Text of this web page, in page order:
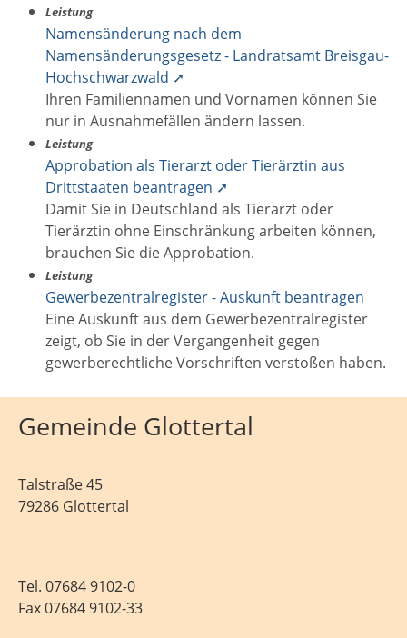
Leistung
Namensänderung nach dem
Namensänderungsgesetz - Landratsamt Breisgau-
Hochschwarzwald ➚
Ihren Familiennamen und Vornamen können Sie
nur in Ausnahmefällen ändern lassen.
Leistung
Approbation als Tierarzt oder Tierärztin aus
Drittstaaten beantragen ➚
Damit Sie in Deutschland als Tierarzt oder
Tierärztin ohne Einschränkung arbeiten können,
brauchen Sie die Approbation.
Leistung
Gewerbezentralregister - Auskunft beantragen
Eine Auskunft aus dem Gewerbezentralregister
zeigt, ob Sie in der Vergangenheit gegen
gewerberechtliche Vorschriften verstoßen haben.
Gemeinde Glottertal
Talstraße 45
79286 Glottertal
Tel. 07684 9102-0
Fax 07684 9102-33